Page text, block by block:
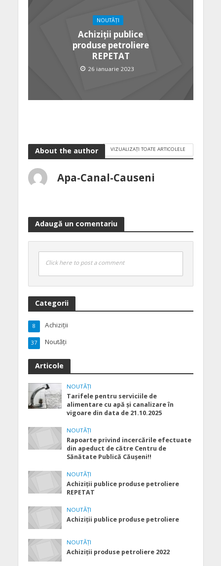
NOUTĂȚI
Achiziții publice
produse petroliere
REPETAT
26 ianuarie 2023
About the author VIZUALIZAȚI TOATE ARTICOLELE
Apa-Canal-Causeni
Adaugă un comentariu
Click here to post a comment
Categorii
Achiziții
8
Noutăți
37
Articole
NOUTĂȚI
Tarifele pentru serviciile de
alimentare cu apă şi canalizare în
vigoare din data de 21.10.2025
NOUTĂȚI
Rapoarte privind incercările efectuate
din apeduct de către Centru de
Sănătate Publică Căușeni!!
NOUTĂȚI
Achiziții publice produse petroliere
REPETAT
NOUTĂȚI
Achiziții publice produse petroliere
NOUTĂȚI
Achiziții produse petroliere 2022